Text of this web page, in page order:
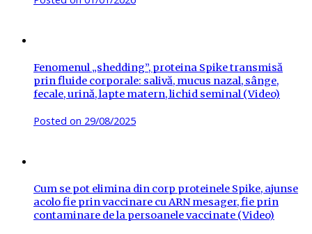
Fenomenul „shedding”, proteina Spike transmisă
prin fluide corporale: salivă, mucus nazal, sânge,
fecale, urină, lapte matern, lichid seminal (Video)
Posted on 29/08/2025
Cum se pot elimina din corp proteinele Spike, ajunse
acolo fie prin vaccinare cu ARN mesager, fie prin
contaminare de la persoanele vaccinate (Video)